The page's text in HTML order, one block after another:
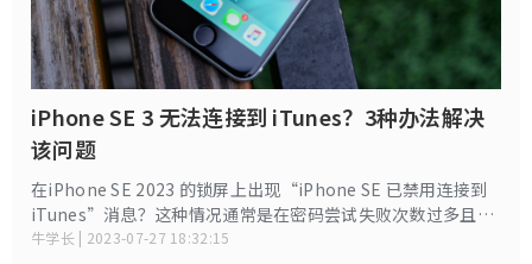
iPhone SE 3 无法连接到 iTunes？3种办法解决
该问题
在iPhone SE 2023 的锁屏上出现“iPhone SE 已禁用连接到
iTunes”消息？这种情况通常是在密码尝试失败次数过多且您
的手机被锁定后发生。我们可以帮助解决有关 iPhone SE 禁用
牛学长 | 2023-07-27 18:32:15